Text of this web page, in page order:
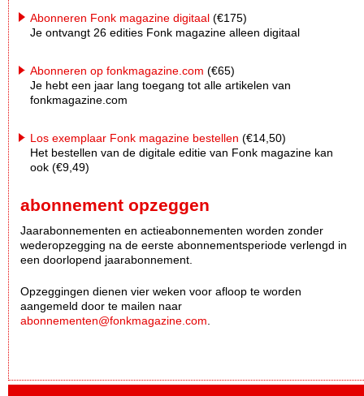
Abonneren Fonk magazine digitaal (€175)
Je ontvangt 26 edities Fonk magazine alleen digitaal
Abonneren op fonkmagazine.com (€65)
Je hebt een jaar lang toegang tot alle artikelen van
fonkmagazine.com
Los exemplaar Fonk magazine bestellen (€14,50)
Het bestellen van de digitale editie van Fonk magazine kan
ook (€9,49)
abonnement opzeggen
Jaarabonnementen en actieabonnementen worden zonder
wederopzegging na de eerste abonnementsperiode verlengd in
een doorlopend jaarabonnement.
Opzeggingen dienen vier weken voor afloop te worden
aangemeld door te mailen naar
abonnementen@fonkmagazine.com